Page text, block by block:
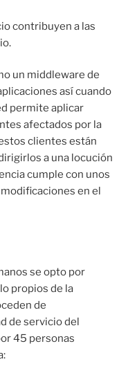
contribuyen a las
un middleware de
así cuando
permite aplicar
afectados por la
clientes están
a una locución
cumple con unos
en el
se opto por
propios de la
de
de servicio del
45 personas